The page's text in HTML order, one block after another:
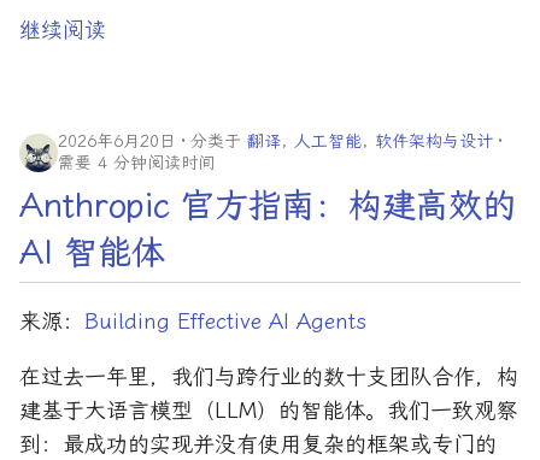
继续阅读
2026年6月20日 分类于 翻译, 人工智能, 软件架构与设计
需要 4 分钟阅读时间
Anthropic 官方指南：构建高效的
AI 智能体
来源： Building Effective AI Agents
在过去一年里，我们与跨行业的数十支团队合作，构
建基于大语言模型（LLM）的智能体。我们一致观察
到：最成功的实现并没有使用复杂的框架或专门的